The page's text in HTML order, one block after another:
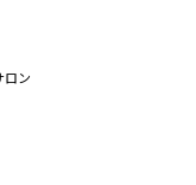
ロン